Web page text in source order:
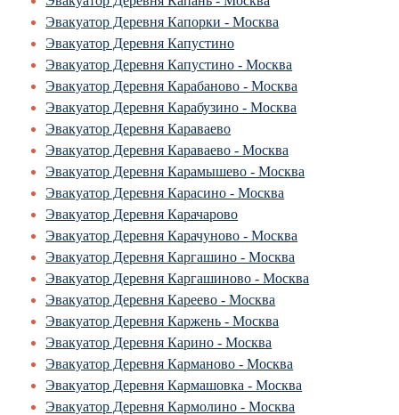
Эвакуатор Деревня Капорки - Москва
Эвакуатор Деревня Капустино
Эвакуатор Деревня Капустино - Москва
Эвакуатор Деревня Карабаново - Москва
Эвакуатор Деревня Карабузино - Москва
Эвакуатор Деревня Караваево
Эвакуатор Деревня Караваево - Москва
Эвакуатор Деревня Карамышево - Москва
Эвакуатор Деревня Карасино - Москва
Эвакуатор Деревня Карачарово
Эвакуатор Деревня Карачуново - Москва
Эвакуатор Деревня Каргашино - Москва
Эвакуатор Деревня Каргашиново - Москва
Эвакуатор Деревня Кареево - Москва
Эвакуатор Деревня Каржень - Москва
Эвакуатор Деревня Карино - Москва
Эвакуатор Деревня Карманово - Москва
Эвакуатор Деревня Кармашовка - Москва
Эвакуатор Деревня Кармолино - Москва